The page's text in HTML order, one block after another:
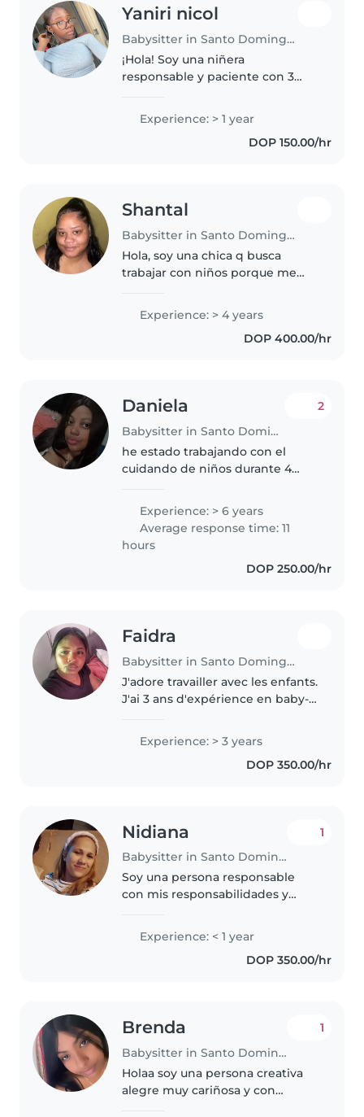
Yaniri nicol
Babysitter in Santo Domingo Este
¡Hola! Soy una niñera
responsable y paciente con 3
bebés y niños pequeños.
Actualmente, estoy en quinto de
bachiller y me encanta hacer
Experience: > 1 year
DOP 150.00/hr
Shantal
Babysitter in Santo Domingo Este
Hola, soy una chica q busca
trabajar con niños porque me
ellos muy bien, porque tengo
hermanitos pequeños y ya he
cuidado, bebés, soy muy
Experience: > 4 years
DOP 400.00/hr
Daniela
Babysitter in Santo Domingo Este
2
he estado trabajando con el
cuidando de niños durante 4
niños de todas las edades, desde
bebés hasta adolescentes. Soy
responsable, empática y
divertida,..
Experience: > 6 years
Average response time: 11
hours
DOP 250.00/hr
Faidra
Babysitter in Santo Domingo Este
J'adore travailler avec les enfants.
J'ai 3 ans d'expérience en baby-
également de l'expérience J'ai
hâte de m'occuper de..
Experience: > 3 years
DOP 350.00/hr
Nidiana
Babysitter in Santo Domingo Este
1
Soy una persona responsable
con mis responsabilidades y
obtener un buen desempeño
Experience: < 1 year
DOP 350.00/hr
Brenda
Babysitter in Santo Domingo Este
1
Holaa soy una persona creativa
alegre muy cariñosa y con